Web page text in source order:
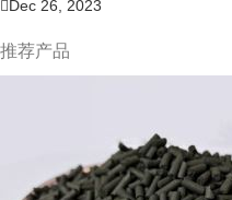
Dec 26, 2023
推荐产品